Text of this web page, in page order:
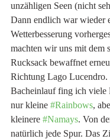
unzähligen Seen (nicht
Dann endlich war wieder
Wetterbesserung
machten wir uns mit dem
Rucksack bewaffnet
Richtung Lago Lucendro.
Bacheinlauf fing ich viele
nur kleine #Rainbows,
kleinere #Namays. Von
natürlich jede Spur. Das